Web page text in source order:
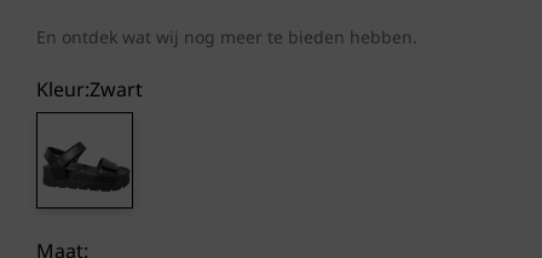
En ontdek wat wij nog meer te bieden hebben.
Kleur: zwart
Maat: